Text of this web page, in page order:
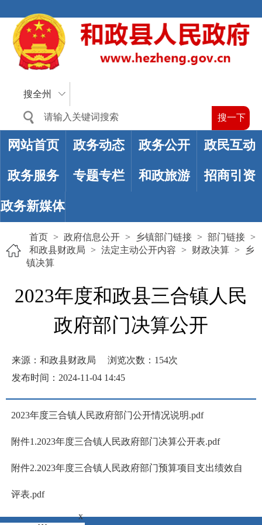
搜全州
网站首页 政务动态 政务公开 政民互动
政务服务 专题专栏 和政旅游 招商引资
政务新媒体
首页 > 政府信息公开 > 乡镇部门链接 > 部门链接 >
和政县财政局 > 法定主动公开内容 > 财政决算 >
乡
镇决算
2023年度和政县三合镇人民
政府部门决算公开
来源：和政县财政局 浏览次数： 154次
发布时间：2024-11-04 14:45
2023年度三合镇人民政府部门公开情况说明.pdf
附件1.2023年度三合镇人民政府部门决算公开表.pdf
附件2.2023年度三合镇人民政府部门预算项目支出绩效自
评表.pdf
x